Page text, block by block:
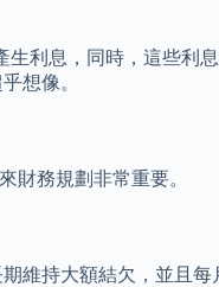
利息，同時，這些利
想像。
財務規劃非常重要。
持大額結欠，並且